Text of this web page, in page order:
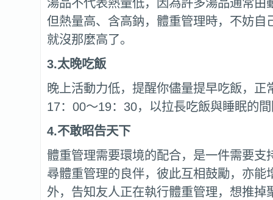
湯品不代表熱量低，因為許多湯品通常由
但熱量高、含高鈉，體重管理時，不妨自
就沒那麼高了。
3.太晚吃飯
晚上活動力低，提醒你儘量提早吃飯，正
17：00～19：30，以拉長吃飯與睡眠的
4.不敢昭告天下
體重管理需要環境的配合，是一件需要支
尋體重管理的良伴，彼此互相鼓勵，亦能
外，告知友人正在執行體重管理，想推掉